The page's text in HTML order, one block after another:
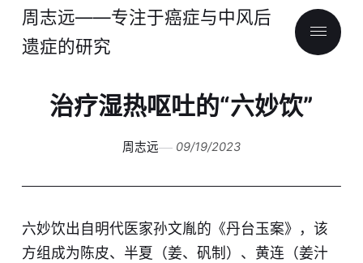
周志远——专注于癌症与中风后
遗症的研究
治疗湿热呕吐的“六妙饮”
周志远 09/19/2023
六妙饮出自明代医家孙文胤的《丹台玉案》，该
方组成为陈皮、半夏（姜、矾制）、黄连（姜汁